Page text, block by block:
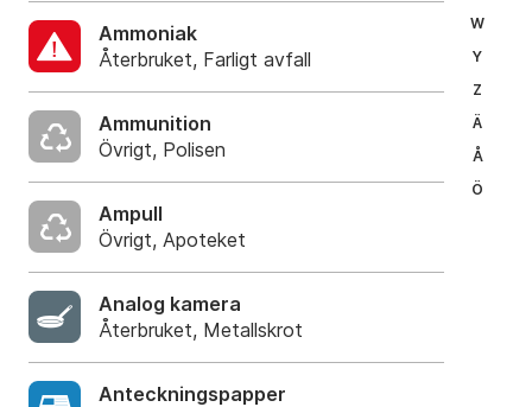
W
Y
Z
Ä
Å
Ö
Ammoniak
Återbruket, Farligt avfall
Ammunition
Övrigt, Polisen
Ampull
Övrigt, Apoteket
Analog kamera
Återbruket, Metallskrot
Anteckningspapper